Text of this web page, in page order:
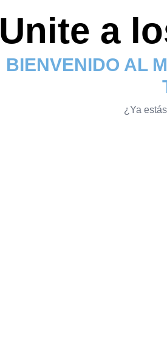
Unite a
BIENVENIDO AL
¿Ya